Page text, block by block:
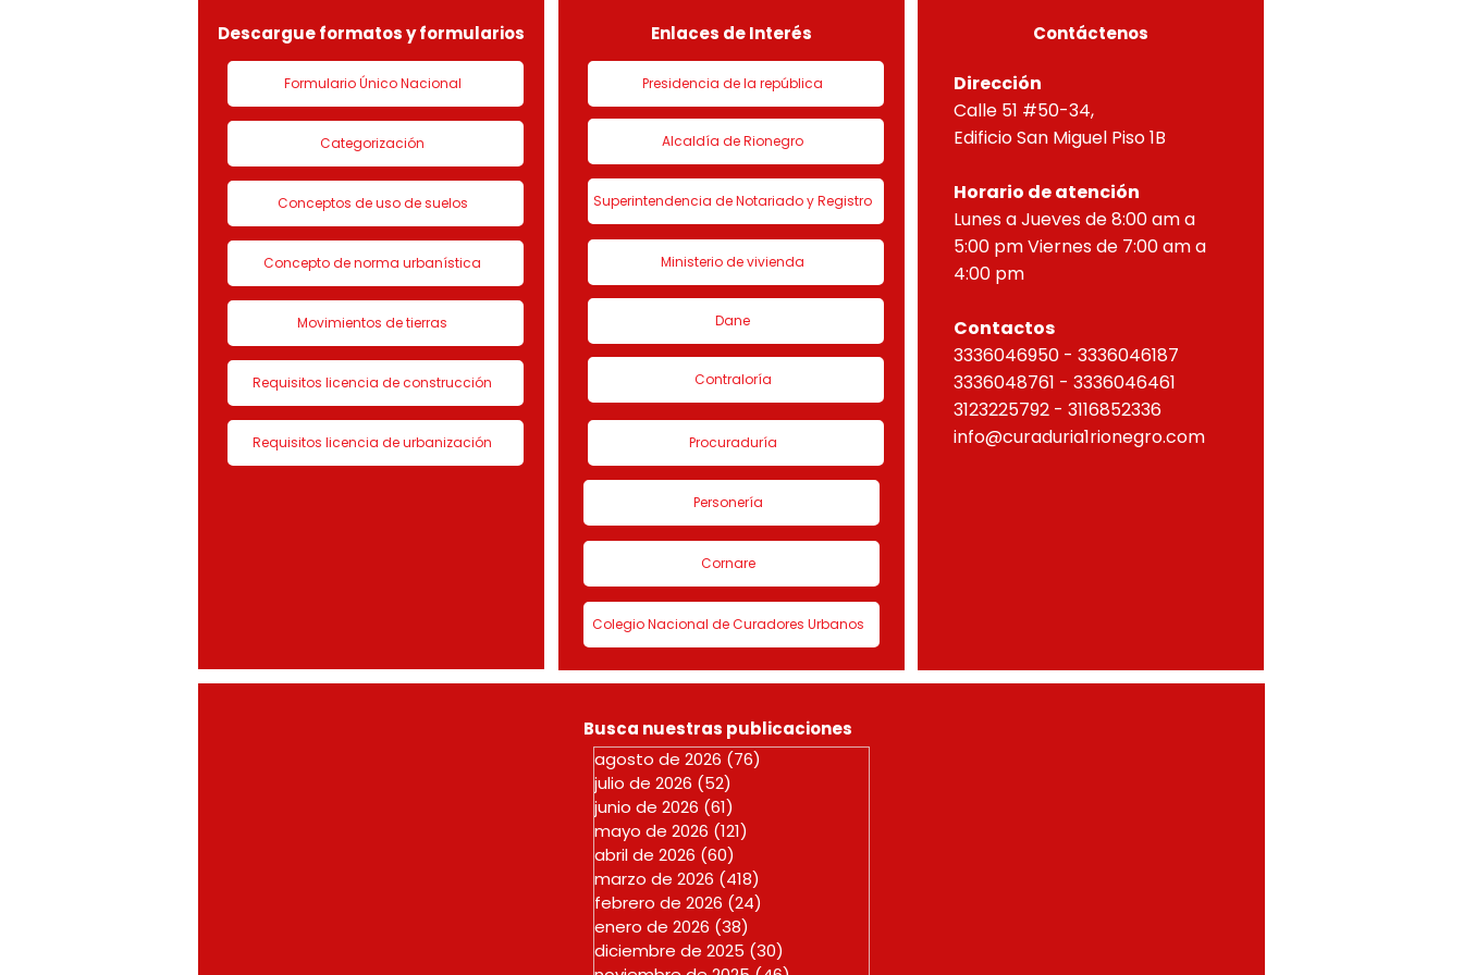
Descargue formatos y formularios
Formulario Único Nacional
Categorización
Conceptos de uso de suelos
Concepto de norma urbanística
Movimientos de tierras
Requisitos licencia de construcción
Requisitos licencia de urbanización
Enlaces de Interés
Presidencia de la república
Alcaldía de Rionegro
Superintendencia de Notariado y Registro
Ministerio de vivienda
Dane
Contraloría
Procuraduría
Personería
Cornare
Colegio Nacional de Curadores Urbanos
Contáctenos
Dirección
Calle 51 #50-34,
Edificio San Miguel Piso 1B
Horario de atención
Lunes a Jueves de 8:00 am a
5:00 pm Viernes de 7:00 am a
4:00 pm
Contactos
3336046950 - 3336046187
3336048761 - 3336046461
3123225792 - 3116852336
info@curaduria1rionegro.com
Busca nuestras publicaciones
agosto de 2026 (76)
julio de 2026 (52)
junio de 2026 (61)
mayo de 2026 (121)
abril de 2026 (60)
marzo de 2026 (418)
febrero de 2026 (24)
enero de 2026 (38)
diciembre de 2025 (30)